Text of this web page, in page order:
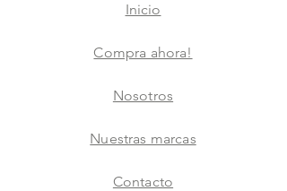
Inicio
Compra ahora!
Nosotros
Nuestras marcas
Contacto